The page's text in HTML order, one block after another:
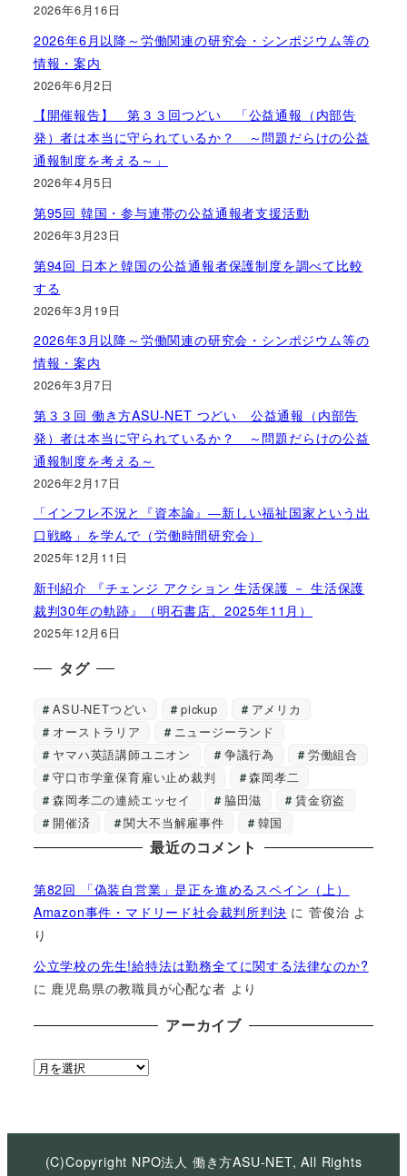
2026年6月16日
2026年6月以降～労働関連の研究会・シンポジウム等の
情報・案内
2026年6月2日
【開催報告】 第３３回つどい 「公益通報（内部告
発）者は本当に守られているか？ ～問題だらけの公益
通報制度を考える～」
2026年4月5日
第95回 韓国・参与連帯の公益通報者支援活動
2026年3月23日
第94回 日本と韓国の公益通報者保護制度を調べて比較
する
2026年3月19日
2026年3月以降～労働関連の研究会・シンポジウム等の
情報・案内
2026年3月7日
第３３回 働き方ASU-NET つどい 公益通報（内部告
発）者は本当に守られているか？ ～問題だらけの公益
通報制度を考える～
2026年2月17日
「インフレ不況と『資本論』―新しい福祉国家という出
口戦略」を学んで（労働時間研究会）
2025年12月11日
新刊紹介 『チェンジ アクション 生活保護 － 生活保護
裁判30年の軌跡』（明石書店、2025年11月）
2025年12月6日
タグ
ASU-NETつどい pickup
アメリカ
オーストラリア
ニュージーランド
ヤマハ英語講師ユニオン
争議行為
労働組合
守口市学童保育雇い止め裁判
森岡孝二
森岡孝二の連続エッセイ
脇田滋
賃金窃盗
開催済
関大不当解雇事件 韓国
最近のコメント
第82回 「偽装自営業」是正を進めるスペイン（上）
Amazon事件・マドリード社会裁判所判決 に菅俊治 よ
り
公立学校の先生!給特法は勤務全てに関する法律なのか?
に 鹿児島県の教職員が心配な者 より
アーカイブ
ア
イ
(C)Copyright NPO法人 働き方ASU-NET, All Rights